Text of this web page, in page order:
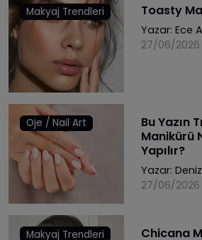
Makyaj Trendleri Toasty
Yazar: Ece
27/06/2026
Oje / Nail Art
Bu Yazın
Manikürü
Yapılır?
Yazar:
27/06/2026
Makyaj Trendleri
Chicana